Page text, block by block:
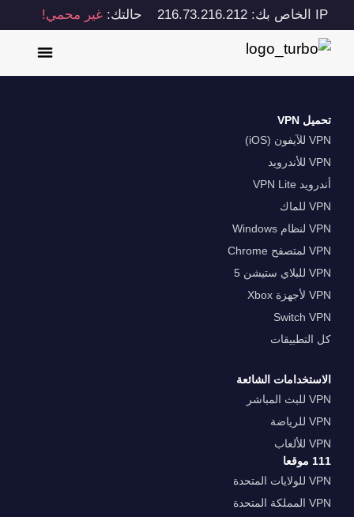
IP الخاص بك: 216.73.216.212 حالتك:غير محمي!
تحميل VPN
VPN للآيفون (iOS)
VPN للأندرويد
أندرويد VPN Lite
VPN للماك
VPN لنظام Windows
VPN لمتصفح Chrome
VPN للبلاي ستيشن 5
VPN لأجهزة Xbox
Switch VPN
كل التطبيقات
الاستخدامات الشائعة
VPN للبث المباشر
VPN للرياضة
VPN للألعاب
111 موقعا
VPN للولايات المتحدة
VPN المملكة المتحدة